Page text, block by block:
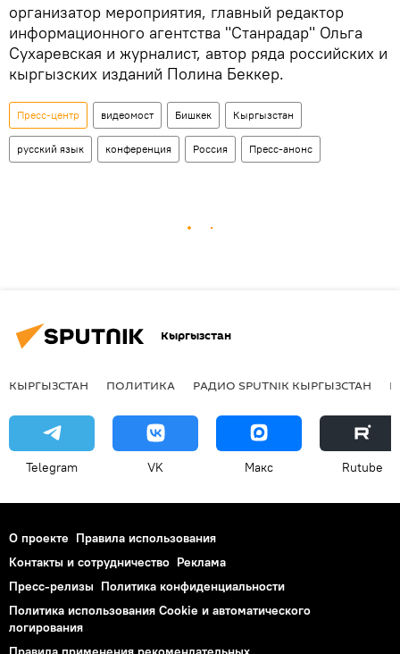
организатор мероприятия, главный редактор
информационного агентства "Станрадар" Ольга
Сухаревская и журналист, автор ряда российских и
кыргызских изданий Полина Беккер.
Пресс-центр видеомост Бишкек Кыргызстан
русский язык конференция Россия Пресс-анонс
Кыргызстан
КЫРГЫЗСТАН ПОЛИТИКА РАДИО SPUTNIK КЫРГЫЗСТАН
Telegram VK Макс Rutube
О проекте Правила использования
Контакты и сотрудничество Реклама
Пресс-релизы Политика конфиденциальности
Политика использования Cookie и автоматического
логирования